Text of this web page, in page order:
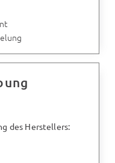
des Herstellers: